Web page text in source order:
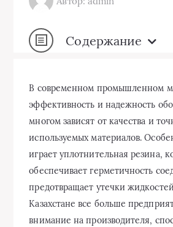
Содержание
В современном промышленном
эффективность и надежность
многом зависят от качества и
используемых материалов.
играет уплотнительная резина,
обеспечивает герметичность
предотвращает утечки
Казахстане все больше
внимание на производителя,